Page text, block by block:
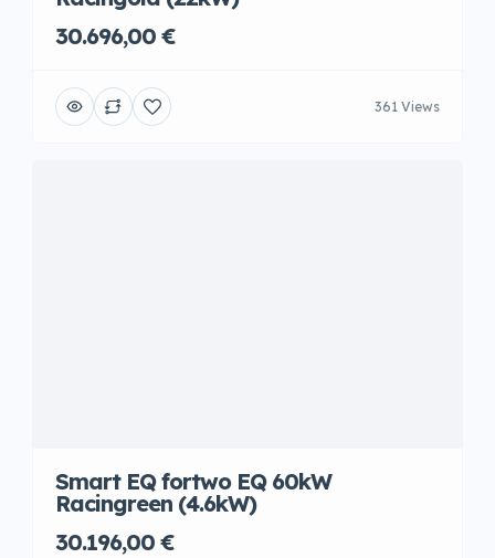
30.696,00 €
361 Views
Smart EQ fortwo EQ 60kW
Racingreen (4.6kW)
30.196,00 €